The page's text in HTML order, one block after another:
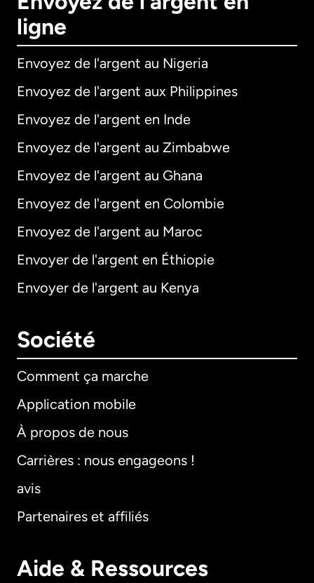
ligne
Envoyez de l'argent au Nigeria
Envoyez de l'argent aux Philippines
Envoyez de l'argent en Inde
Envoyez de l'argent au Zimbabwe
Envoyez de l'argent au Ghana
Envoyez de l'argent en Colombie
Envoyez de l'argent au Maroc
Envoyer de l'argent en Éthiopie
Envoyer de l'argent au Kenya
Société
Comment ça marche
Application mobile
À propos de nous
Carrières : nous engageons !
avis
Partenaires et affiliés
Aide & Ressources